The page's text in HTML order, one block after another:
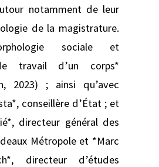
notamment de leur
de la magistrature.
sociale et
travail d’un corps*
2023) ; ainsi qu’avec
conseillère d’État ; et
directeur général des
Métropole et *Marc
directeur d’études